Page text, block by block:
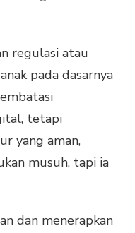
regulasi atau
pada dasarnya
tetapi
yang aman,
musuh, tapi ia
dan menerapkan